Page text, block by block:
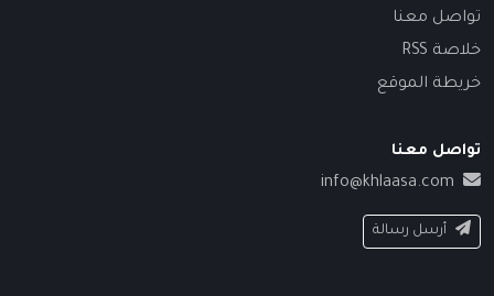
تواصل معنا
خلاصة RSS
خريطة الموقع
تواصل معنا
info@khlaasa.com
أرسل رسالة